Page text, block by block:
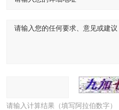
请输入计算结果（填写阿拉伯数字）